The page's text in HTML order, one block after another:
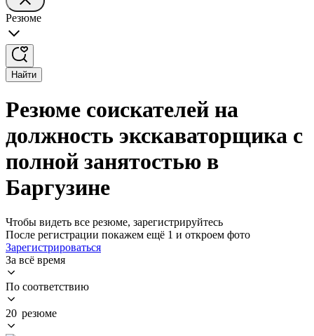
Резюме
Найти
Резюме соискателей на
должность экскаваторщика с
полной занятостью в
Баргузине
Чтобы видеть все резюме, зарегистрируйтесь
После регистрации покажем ещё 1 и откроем фото
Зарегистрироваться
За всё время
По соответствию
20 резюме